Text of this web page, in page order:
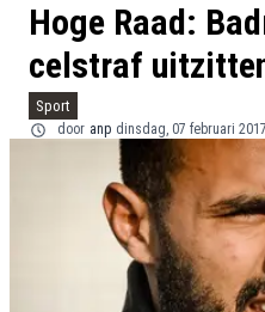
Hoge Raad:
celstraf
Sport
door anp dinsdag, 07 februari